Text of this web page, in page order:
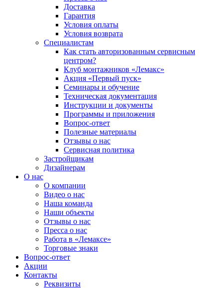
Доставка
Гарантия
Условия оплаты
Условия возврата
Специалистам
Как стать авторизованным сервисным
центром?
Клуб монтажников «Лемакс»
Акция «Первый пуск»
Семинары и обучение
Техническая документация
Инструкции и документы
Программы и приложения
Вопрос-ответ
Полезные материалы
Отзывы о нас
Сервисная политика
Застройщикам
Дизайнерам
О нас
О компании
Видео о нас
Наша команда
Наши объекты
Отзывы о нас
Пресса о нас
Работа в «Лемаксе»
Торговые знаки
Вопрос-ответ
Акции
Контакты
Реквизиты